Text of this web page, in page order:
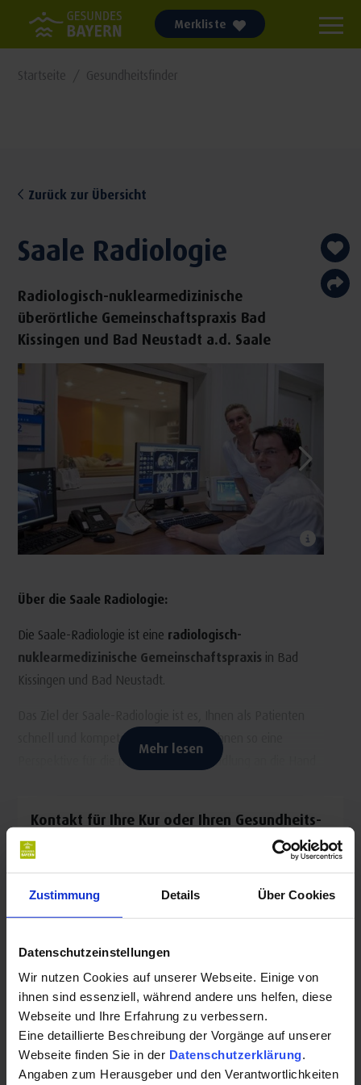
Zustimmung Details Über Cookies
Datenschutzeinstellungen
Wir nutzen Cookies auf unserer Webseite. Einige von
ihnen sind essenziell, während andere uns helfen, diese
Webseite und Ihre Erfahrung zu verbessern.
Eine detaillierte Beschreibung der Vorgänge auf unserer
Webseite finden Sie in der Datenschutzerklärung.
Angaben zum Herausgeber und den Verantwortlichkeiten
Merkliste
Startseite Gesundheitsfinder
Zurück zur Übersicht
Saale Radiologie
Radiologisch-nuklearmedizinische
überörtliche Gemeinschaftspraxis Bad
Kissingen und Bad Neustadt a.d. Saale
Über die Saale Radiologie:
Die Saale-Radiologie ist eine radiologisch-
nuklearmedizinische Gemeinschaftspraxis in Bad
Kissingen und Bad Neustadt.
schnell und kompetent zu helfen und Ihnen so eine
Perspektive für die medizinische Behandlung an die Hand
auch für die Patienten angestrebt und dies in einem
sicheren und nachhaltig arbeitenden Unternehmen in Bad
Neustadt und Bad Kissingen.
Kernspintomographie
Nuklearmedizin
Mammographie
Röntgen
Knochendichtemessung
Mehr lesen
Kontakt für Ihre Kur oder Ihren Gesundheits-
Urlaub:
Saale Radiologie
Hemmerich Strasse 8
Telefon:
+4997171850
E-Mail: